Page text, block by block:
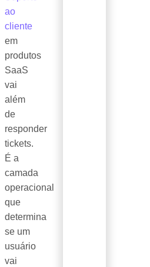
ao
cliente
em
produtos
SaaS
vai
além
de
responder
tickets.
É a
camada
operacional
que
determina
se um
usuário
vai